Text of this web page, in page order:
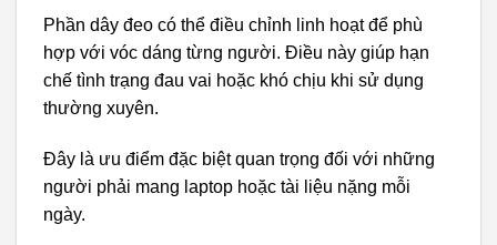
Phần dây đeo có thể điều chỉnh linh hoạt để phù
hợp với vóc dáng từng người. Điều này giúp hạn
chế tình trạng đau vai hoặc khó chịu khi sử dụng
thường xuyên.
Đây là ưu điểm đặc biệt quan trọng đối với những
người phải mang laptop hoặc tài liệu nặng mỗi
ngày.